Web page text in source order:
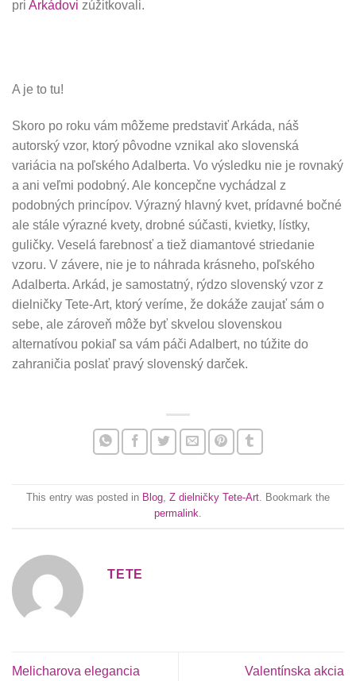
pri Arkádovi zúžitkovali.
A je to tu!
Skoro po roku vám môžeme predstaviť Arkáda, náš
autorský vzor, ktorý pôvodne vznikal ako slovenská
variácia na poľského Adalberta. Vo výsledku nie je rovnaký
a ani veľmi podobný. Ale koncepčne vychádzal z
podobných princípov. Výrazný hlavný kvet, prídavné bočné
ale stále výrazné kvety, drobné súčasti, kvietky, lístky,
guličky. Veselá farebnosť a tiež diamantové striedanie
vzoru. V závere, nie je to náhrada krásneho, poľského
Adalberta. Arkád, je samostatný, rýdzo slovenský vzor z
dielničky Tete-Art, ktorý veríme, že dokáže zaujať sám o
sebe, ale zároveň môže byť skvelou slovenskou
alternatívou pokiaľ sa vám páči Adalbert, no túžite do
zahraničia poslať pravý slovenský darček.
This entry was posted in Blog, Z dielničky Tete-Art. Bookmark the
permalink.
TETE
Melicharova elegancia Valentínska akcia